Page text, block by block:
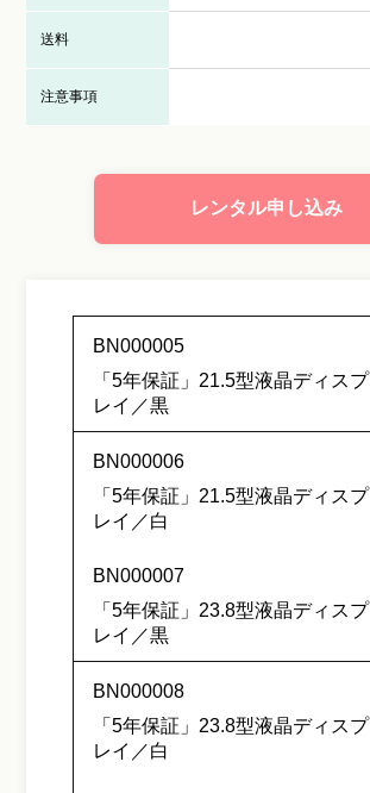
送料
注意事項
レンタル申し込み
BN000005
「5年保証」21.5型液晶ディスプ
レイ／黒
BN000006
「5年保証」21.5型液晶ディスプ
レイ／白
BN000007
「5年保証」23.8型液晶ディスプ
レイ／黒
BN000008
「5年保証」23.8型液晶ディスプ
レイ／白